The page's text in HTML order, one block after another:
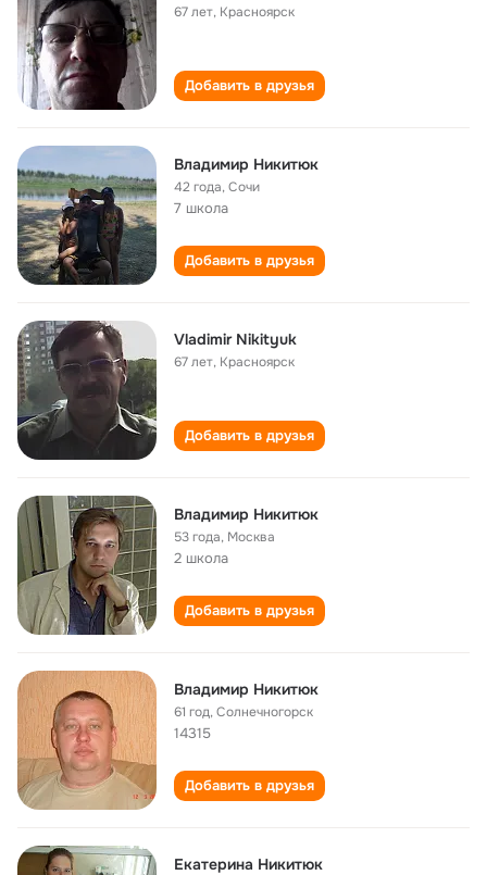
67 лет, Красноярск
Добавить в друзья
Владимир Никитюк
42 года,Сочи
7 школа
Добавить в друзья
Vladimir Nikityuk
67 лет, Красноярск
Добавить в друзья
Владимир Никитюк
53 года, Москва
2 школа
Добавить в друзья
Владимир Никитюк
61 год,Солнечногорск
14315
Добавить в друзья
Екатерина Никитюк